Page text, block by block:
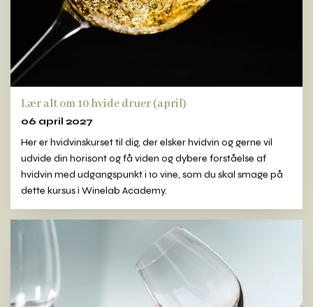
Lær alt om 10 hvide druer (april)
06 april 2027
Her er hvidvinskurset til dig, der elsker hvidvin og gerne vil
udvide din horisont og få viden og dybere forståelse af
hvidvin med udgangspunkt i 10 vine, som du skal smage på
dette kursus i Winelab Academy.